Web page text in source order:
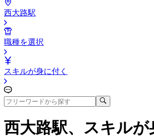
西大路駅
職種を選択
スキルが身に付く
西大路駅、スキルが